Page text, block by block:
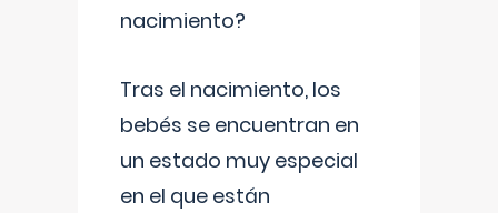
nacimiento?
Tras el nacimiento, los
bebés se encuentran en
un estado muy especial
en el que están